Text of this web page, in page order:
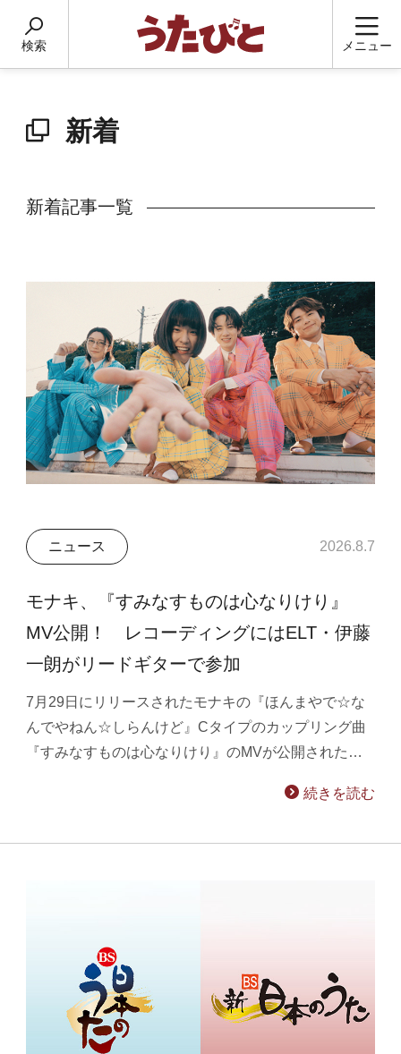
検索 メニュー
新着
新着記事一覧
ニュース 2026.8.7
モナキ、『すみなすものは心なりけり』
MV公開！ レコーディングにはELT・伊藤
一朗がリードギターで参加
7月29日にリリースされたモナキの『ほんまやで☆な
んでやねん☆しらんけど』Cタイプのカップリング曲
『すみなすものは心なりけり』のMVが公開された…
続きを読む